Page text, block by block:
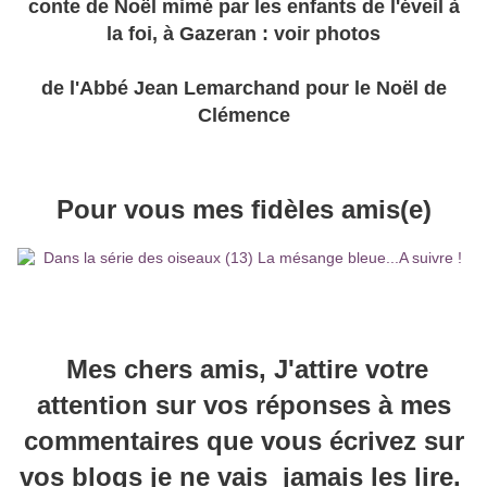
conte de Noël mimé par les enfants de l'éveil à
la foi, à Gazeran : voir photos
de l'Abbé Jean Lemarchand pour le Noël de
Clémence
Pour vous mes fidèles amis(e)
Mes chers amis, J'attire votre
attention sur vos réponses à mes
commentaires que vous écrivez sur
vos blogs je ne vais jamais les lire.